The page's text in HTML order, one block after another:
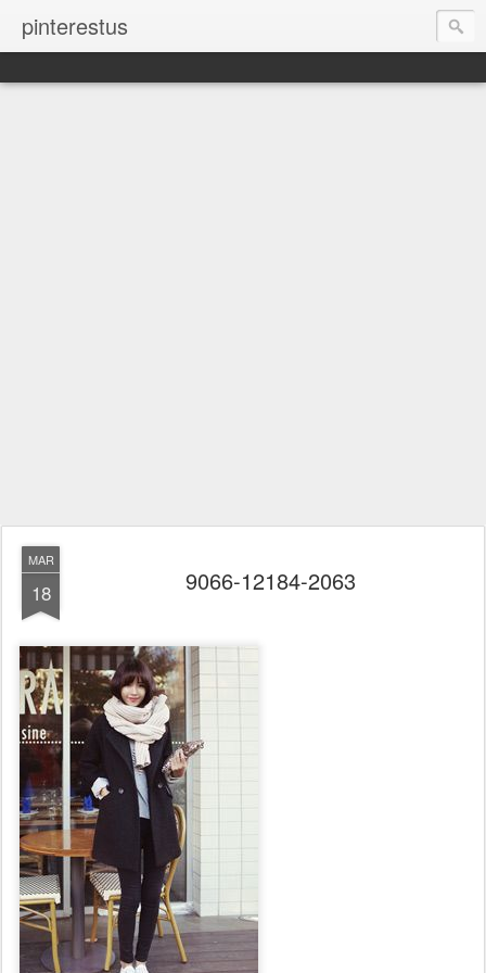
pinterestus
MAR
18 9066-12184-2063